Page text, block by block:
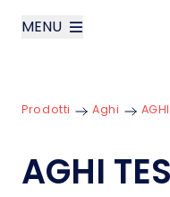
MENU
Prodotti
Prodotti Aghi
AGHI